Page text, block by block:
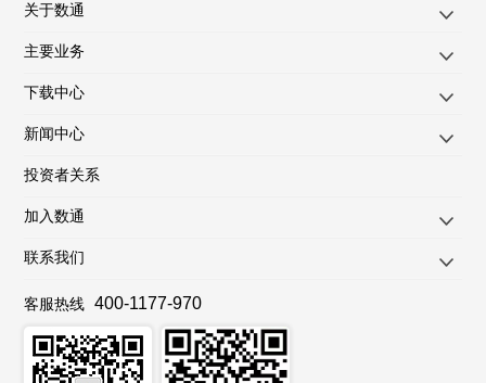
关于数通
主要业务
下载中心
新闻中心
投资者关系
加入数通
联系我们
客服热线 400-1177-970